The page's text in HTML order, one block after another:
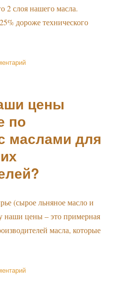
2 слоя нашего масла.
дороже технического
к
выгоднее
купить
ваши
и
воски,
обычное
льняное
масло?
цены
по
маслами для
(сырое льняное масло и
наши цены – это примерная
масла, которые
к